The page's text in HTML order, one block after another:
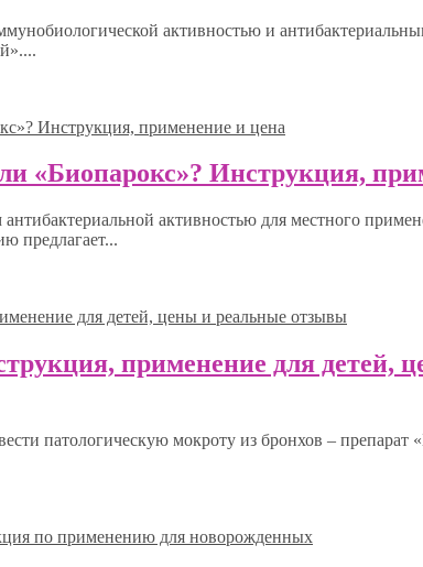
активностью и
«Биопарокс»? Инструкция,
активностью для местного
предлагает...
применение для детей,
патологическую мокроту из бронхов – препарат